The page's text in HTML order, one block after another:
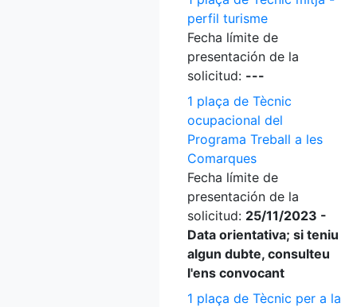
perfil turisme
Fecha límite de
presentación de la
solicitud: ---
1 plaça de Tècnic
ocupacional del
Programa Treball a les
Comarques
Fecha límite de
presentación de la
solicitud: 25/11/2023 -
Data orientativa; si teniu
algun dubte, consulteu
l'ens convocant
1 plaça de Tècnic per a la